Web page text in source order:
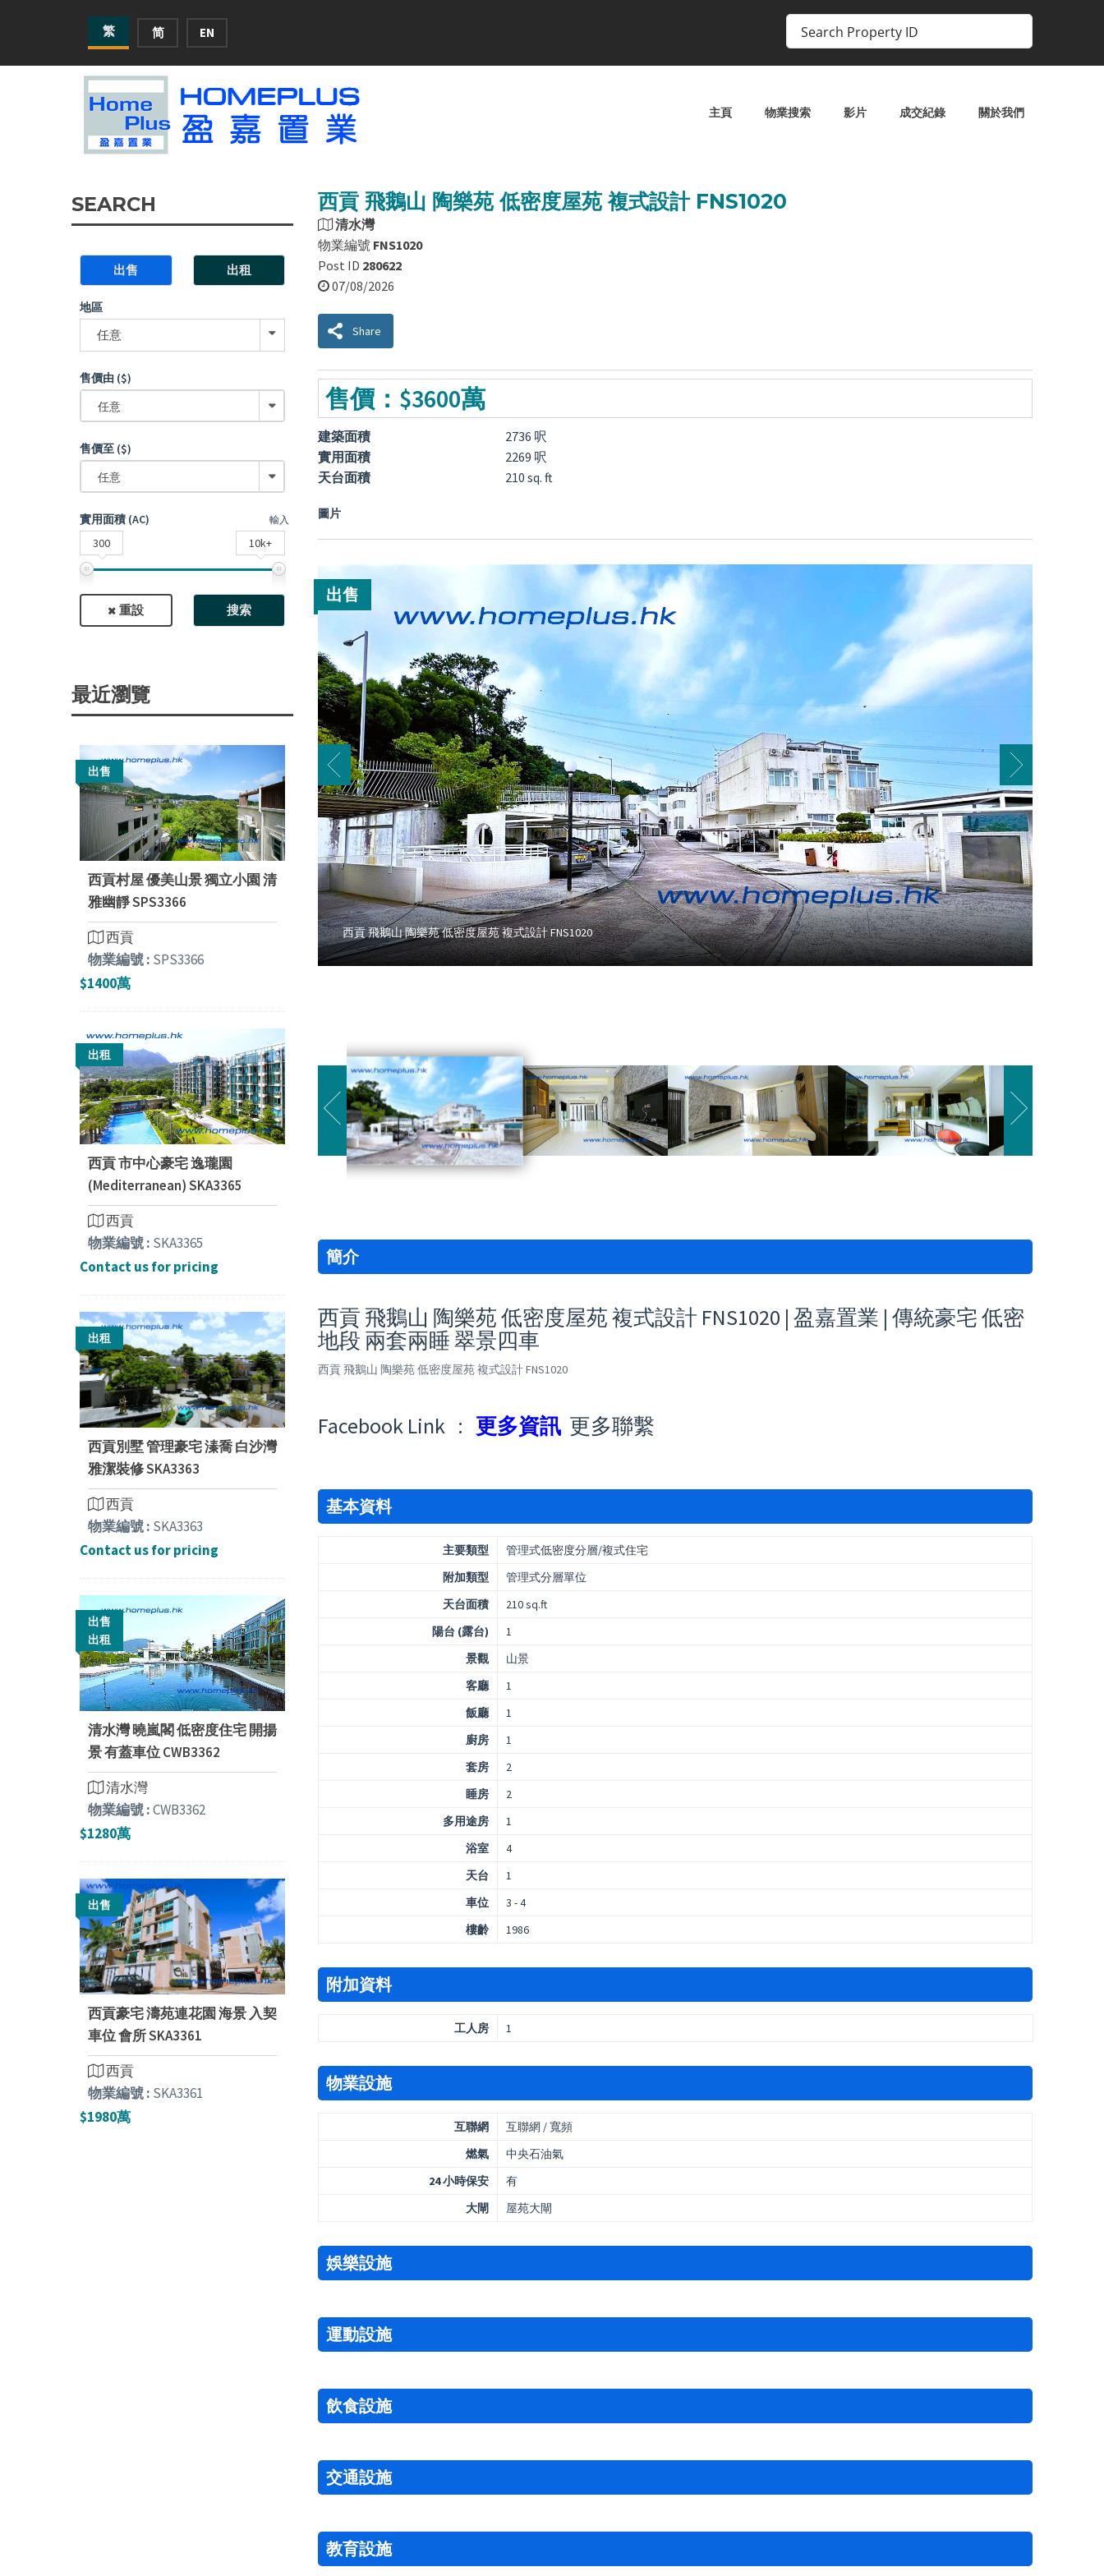
繁 简 EN
主頁 物業搜索 影片 成交紀錄 關於我們
西貢 飛鵝山 陶樂苑 低密度屋苑 複式設計 FNS1020
清水灣
物業編號 FNS1020
Post ID 280622
07/08/2026
Share
售價：$3600萬
建築面積
2736 呎
實用面積
2269 呎
天台面積
210 sq. ft
圖片
出售
西貢 飛鵝山 陶樂苑 低密度屋苑 複式設計 FNS1020
簡介
西貢 飛鵝山 陶樂苑 低密度屋苑 複式設計 FNS1020 | 盈嘉置業 | 傳統豪宅 低密
地段 兩套兩睡 翠景四車
西貢 飛鵝山 陶樂苑 低密度屋苑 複式設計 FNS1020
Facebook Link : 更多資訊 更多聯繫
基本資料
主要類型
管理式低密度分層/複式住宅
附加類型
管理式分層單位
天台面積
210 sq.ft
陽台 (露台)
1
景觀
山景
客廳
1
飯廳
1
廚房
1
套房
2
睡房
2
多用途房
1
浴室
4
天台
1
車位
3 - 4
樓齡
1986
附加資料
工人房 1
物業設施
互聯網
互聯網 / 寬頻
燃氣
中央石油氣
24 小時保安
有
大閘
屋苑大閘
娛樂設施
運動設施
飲食設施
交通設施
教育設施
SEARCH
出售 出租
地區
任意
售價由 ($)
任意
售價至 ($)
任意
實用面積 (AC) 輸入
300 10k+
重設 搜索
最近瀏覽
出售
西貢村屋 優美山景 獨立小園 清
雅幽靜 SPS3366
西貢
物業編號 : SPS3366
$1400萬
出租
西貢 市中心豪宅 逸瓏園
(Mediterranean) SKA3365
西貢
物業編號 : SKA3365
Contact us for pricing
出租
西貢別墅 管理豪宅 溱喬 白沙灣
雅潔裝修 SKA3363
西貢
物業編號 : SKA3363
Contact us for pricing
出售
出租
清水灣 曉嵐閣 低密度住宅 開揚
景 有蓋車位 CWB3362
清水灣
物業編號 :CWB3362
$1280萬
出售
西貢豪宅 濤苑連花園 海景 入契
車位 會所 SKA3361
西貢
物業編號 : SKA3361
$1980萬